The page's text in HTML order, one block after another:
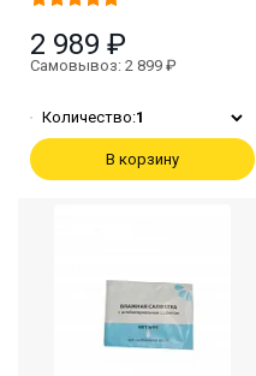
2 989 ₽
Самовывоз: 2 899 ₽
Количество:1
В корзину